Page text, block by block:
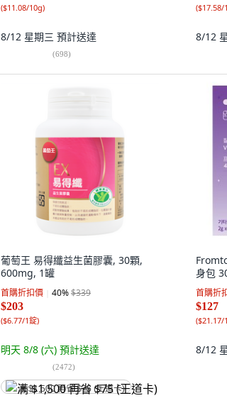
($11.08/10g)
8/12 星期三 預計送達
(698)
($17.58/
8/12
葡萄王 易得纖益生菌膠囊, 30顆,
600mg, 1罐
首購折扣價 40%$339
$203
($6.77/1錠)
明天 8/8 (六) 預計送達
(2472)
满 $1,500 再省 $75 (王道卡)
身包
首購折
$127
($21.17/
8/12